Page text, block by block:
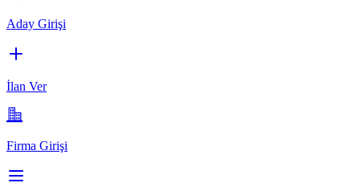
Aday Girişi
İlan Ver
Firma Girişi